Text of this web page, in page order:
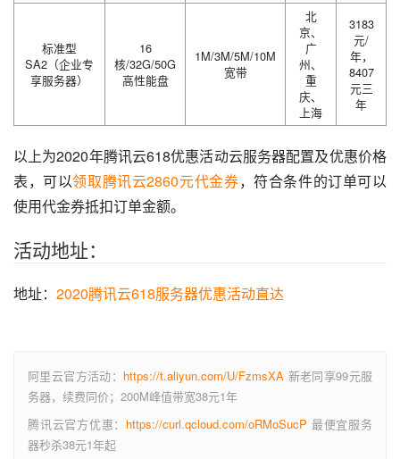
标准型
SA2（企业专
享服务器）
16
核/32G/50G
高性能盘
1M/3M/5M/10M
宽带
北
京、
广
州、
重
庆、
上海
3183
元/
年，
8407
元三
年
以上为2020年腾讯云618优惠活动云服务器配置及优惠价格
表，可以领取腾讯云2860元代金券，符合条件的订单可以
使用代金券抵扣订单金额。
活动地址：
地址： 2020腾讯云618服务器优惠活动直达
阿里云官方活动： https://t.aliyun.com/U/FzmsXA 新老同享99元服
务器，续费同价；200M峰值带宽38元1年
腾讯云官方优惠： https://curl.qcloud.com/oRMoSucP 最便宜服务
器秒杀38元1年起